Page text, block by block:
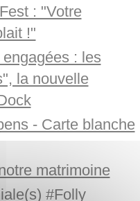
: "Votre
!"
: les
la nouvelle
- Carte blanche
matrimoine
#Folly